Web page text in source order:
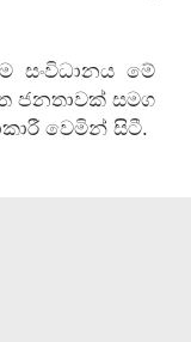
සංවිධානය මේ
ජනතාවක් සමග
වෙමින් සිටී.